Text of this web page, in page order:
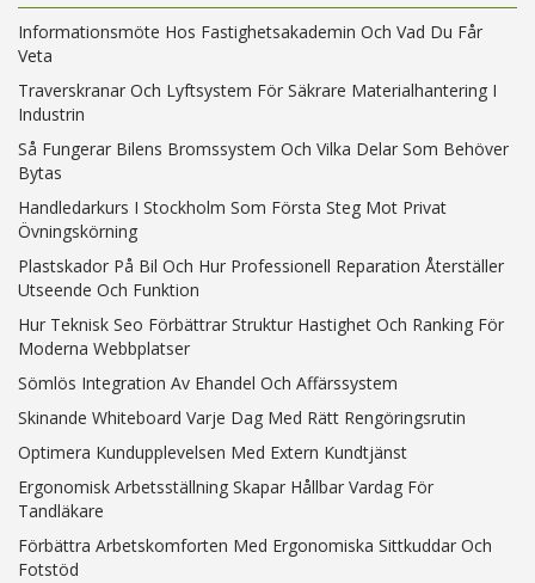
Informationsmöte Hos Fastighetsakademin Och Vad Du Får
Veta
Traverskranar Och Lyftsystem För Säkrare Materialhantering I
Industrin
Så Fungerar Bilens Bromssystem Och Vilka Delar Som Behöver
Bytas
Handledarkurs I Stockholm Som Första Steg Mot Privat
Övningskörning
Plastskador På Bil Och Hur Professionell Reparation Återställer
Utseende Och Funktion
Hur Teknisk Seo Förbättrar Struktur Hastighet Och Ranking För
Moderna Webbplatser
Sömlös Integration Av Ehandel Och Affärssystem
Skinande Whiteboard Varje Dag Med Rätt Rengöringsrutin
Optimera Kundupplevelsen Med Extern Kundtjänst
Ergonomisk Arbetsställning Skapar Hållbar Vardag För
Tandläkare
Förbättra Arbetskomforten Med Ergonomiska Sittkuddar Och
Fotstöd